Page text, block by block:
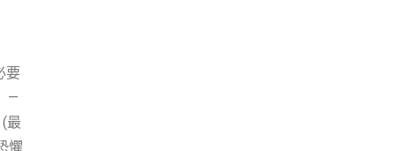
業
/
要
—
最
懼